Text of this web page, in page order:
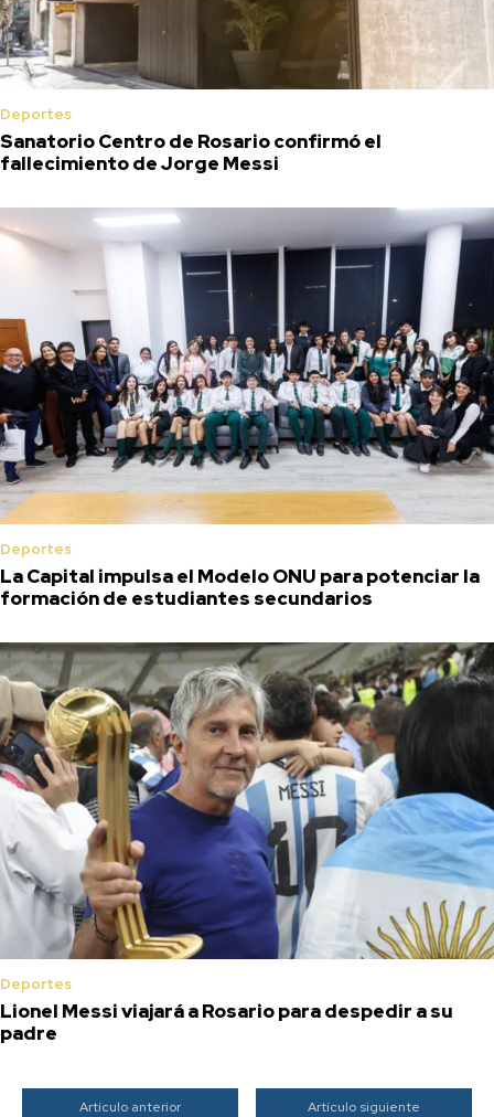
Deportes
Sanatorio Centro de Rosario confirmó el
fallecimiento de Jorge Messi
Deportes
La Capital impulsa el Modelo ONU para potenciar la
formación de estudiantes secundarios
Deportes
Lionel Messi viajará a Rosario para despedir a su
padre
Artículo anterior Artículo siguiente